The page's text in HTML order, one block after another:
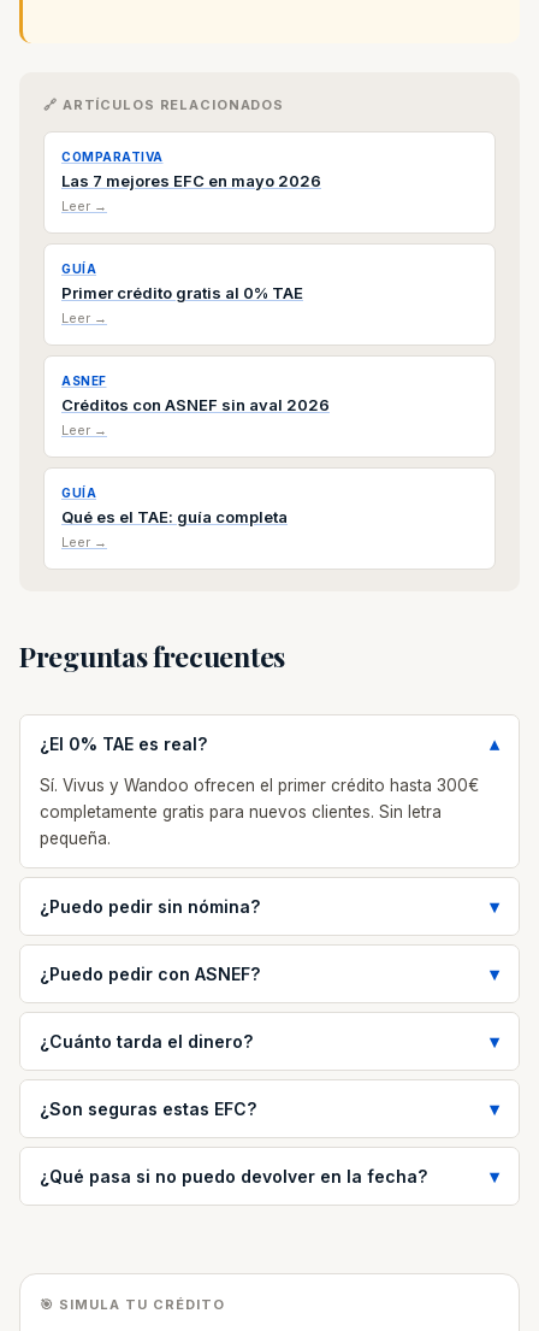
🔗 ARTÍCULOS RELACIONADOS
COMPARATIVA
Las 7 mejores EFC en mayo 2026
Leer →
GUÍA
Primer crédito gratis al 0% TAE
Leer →
ASNEF
Créditos con ASNEF sin aval 2026
Leer →
GUÍA
Qué es el TAE: guía completa
Leer →
Preguntas frecuentes
¿El 0% TAE es real?
Sí. Vivus y Wandoo ofrecen el primer crédito hasta 300€
completamente gratis para nuevos clientes. Sin letra
pequeña.
¿Puedo pedir sin nómina?
¿Puedo pedir con ASNEF?
¿Cuánto tarda el dinero?
¿Son seguras estas EFC?
¿Qué pasa si no puedo devolver en la fecha?
🎯 SIMULA TU CRÉDITO